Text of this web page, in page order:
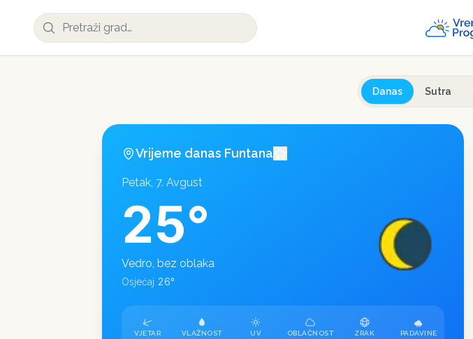
Danas Sutra
Vrijeme danas Funtana
Petak, 7. Avgust
25°
Vedro, bez oblaka
Osjećaj 26°
VJETAR VLAŽNOST
UV
OBLAČNOST ZRAK PADAVINE